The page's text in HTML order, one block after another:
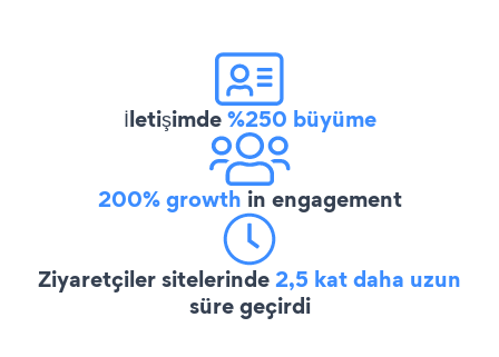
İletişimde%250 büyüme
200% growth in engagement
Ziyaretçiler sitelerinde2,5 kat daha uzun
süre geçirdi